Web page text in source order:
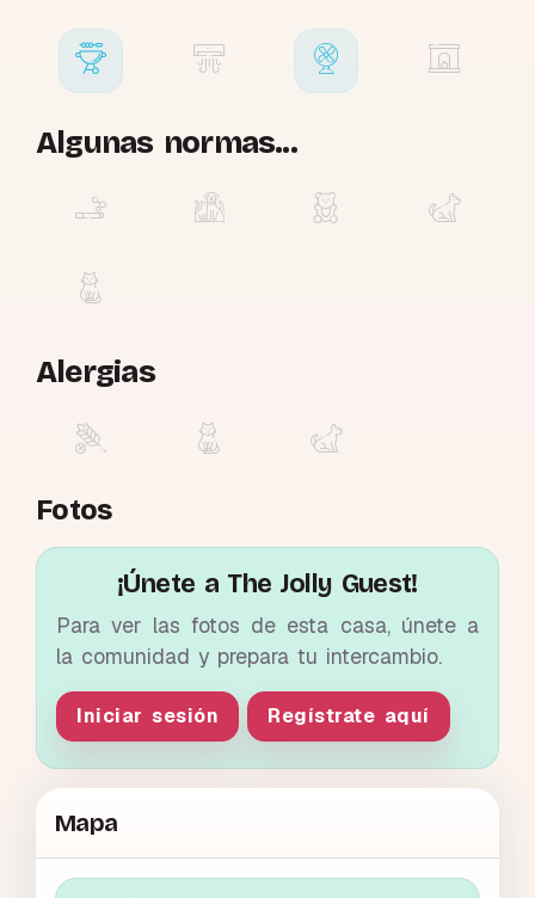
Algunas normas...
Alergias
Fotos
¡Únete a The Jolly Guest!
Para ver las fotos de esta casa, únete a
la comunidad y prepara tu intercambio.
Iniciar sesión Regístrate aquí
Mapa